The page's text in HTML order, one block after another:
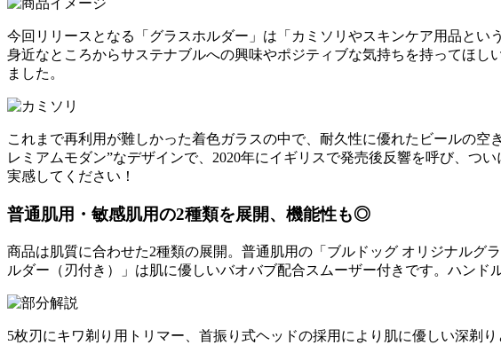
今回リリースとなる「グラスホルダー」は「カミソリやスキンケア用品と
身近なところからサステナブルへの興味やポジティブな気持ちを持ってほ
ました。
これまで再利用が難しかった着色ガラスの中で、耐久性に優れたビールの
レミアムモダン”なデザインで、2020年にイギリスで発売後反響を呼び、つ
実感してください！
普通肌用・敏感肌用の2種類を展開、機能性も◎
商品は肌質に合わせた2種類の展開。普通肌用の「ブルドッグ オリジナル
ルダー（刃付き）」は肌に優しいバオバブ配合スムーザー付きです。ハンド
5枚刃にキワ剃り用トリマー、首振り式ヘッドの採用により肌に優しい深剃